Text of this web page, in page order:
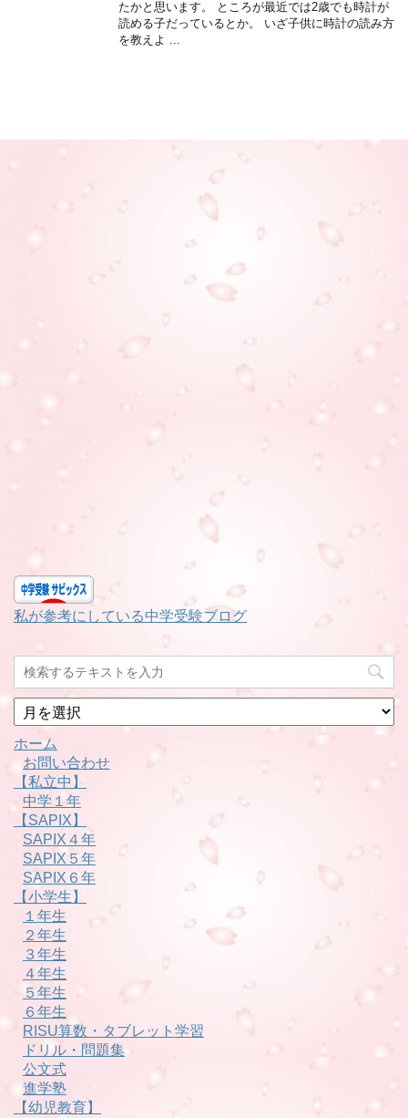
たかと思います。 ところが最近では2歳でも時計が
読める子だっているとか。 いざ子供に時計の読み方
を教えよ ...
私が参考にしている中学受験ブログ
月
別
ホーム
お問い合わせ
【私立中】
中学１年
【SAPIX】
SAPIX４年
SAPIX５年
SAPIX６年
【小学生】
１年生
２年生
３年生
４年生
５年生
６年生
RISU算数・タブレット学習
ドリル・問題集
公文式
進学塾
【幼児教育】